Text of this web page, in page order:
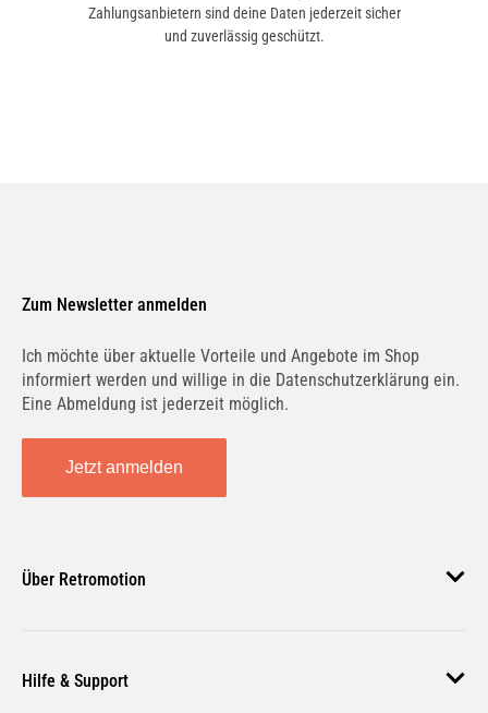
Zahlungsanbietern sind deine Daten jederzeit sicher
und zuverlässig geschützt.
Zum Newsletter anmelden
Ich möchte über aktuelle Vorteile und Angebote im Shop
informiert werden und willige in die Datenschutzerklärung ein.
Eine Abmeldung ist jederzeit möglich.
Jetzt anmelden
Über Retromotion
Unsere Jobs
Hilfe & Support